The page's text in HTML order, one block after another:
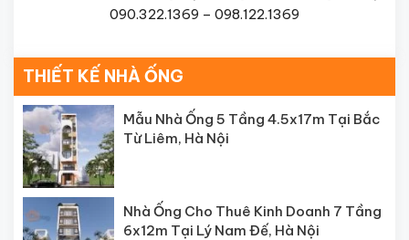
090.322.1369 – 098.122.1369
THIẾT KẾ NHÀ ỐNG
Mẫu Nhà Ống 5 Tầng 4.5x17m Tại Bắc
Từ Liêm, Hà Nội
Nhà Ống Cho Thuê Kinh Doanh 7 Tầng
6x12m Tại Lý Nam Đế, Hà Nội